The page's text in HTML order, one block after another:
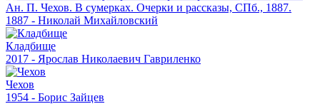
Ан. П. Чехов. В сумерках. Очерки и рассказы, СПб., 1887.
1887 - Николай Михайловский
Кладбище
2017 - Ярослав Николаевич Гавриленко
Чехов
1954 - Борис Зайцев